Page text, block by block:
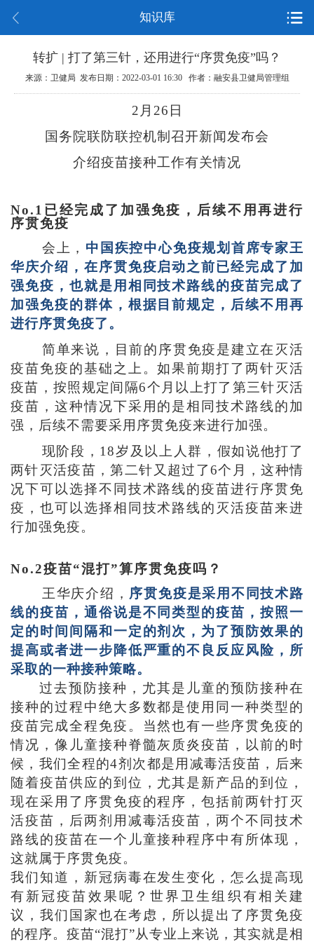
知识库
转扩 | 打了第三针，还用进行“序贯免疫”吗？
来源：卫健局 发布日期：2022-03-01 16:30 作者：融安县卫健局管理组
2月26日
国务院联防联控机制召开新闻发布会
介绍疫苗接种工作有关情况
No.1已经完成了加强免疫，后续不用再进行
序贯免疫
会上， 中国疾控中心免疫规划首席专家王
华庆介绍，在序贯免疫启动之前已经完成了加
强免疫，也就是用相同技术路线的疫苗完成了
加强免疫的群体，根据目前规定，后续不用再
进行序贯免疫了。
简单来说，目前的序贯免疫是建立在灭活
疫苗免疫的基础之上。如果前期打了两针灭活
疫苗，按照规定间隔6个月以上打了第三针灭活
疫苗，这种情况下采用的是相同技术路线的加
强，后续不需要采用序贯免疫来进行加强。
现阶段， 18岁及以上人群，假如说他打了
两针灭活疫苗，第二针又超过了6个月，这种情
况下可以选择不同技术路线的疫苗进行序贯免
疫，也可以选择相同技术路线的灭活疫苗来进
行加强免疫。
No.2疫苗“混打”算序贯免疫吗？
王华庆介绍， 序贯免疫是采用不同技术路
线的疫苗，通俗说是不同类型的疫苗，按照一
定的时间间隔和一定的剂次，为了预防效果的
提高或者进一步降低严重的不良反应风险，所
采取的一种接种策略。
过去预防接种，尤其是儿童的预防接种在
接种的过程中绝大多数都是使用同一种类型的
疫苗完成全程免疫。当然也有一些序贯免疫的
情况，像儿童接种脊髓灰质炎疫苗，以前的时
候，我们全程的4剂次都是用减毒活疫苗，后来
随着疫苗供应的到位，尤其是新产品的到位，
现在采用了序贯免疫的程序，包括前两针打灭
活疫苗，后两剂用减毒活疫苗，两个不同技术
路线的疫苗在一个儿童接种程序中有所体现，
这就属于序贯免疫。
我们知道，新冠病毒在发生变化，怎么提高现
有新冠疫苗效果呢？世界卫生组织有相关建
议，我们国家也在考虑，所以提出了序贯免疫
的程序。疫苗“混打”从专业上来说，其实就是相